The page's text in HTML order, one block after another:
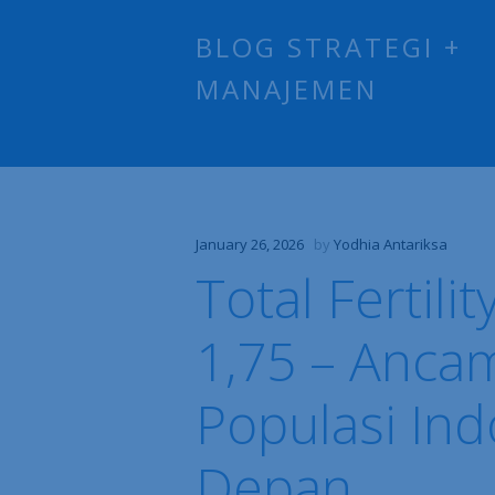
BLOG STRATEGI +
MANAJEMEN
January 26, 2026 by Yodhia Antariksa
Total
1,75 –
Populasi